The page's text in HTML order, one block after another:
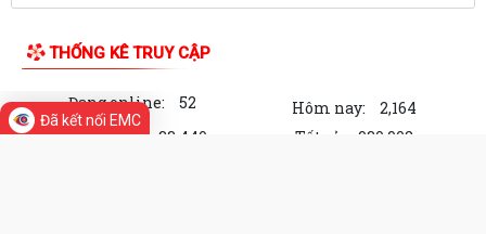
Công an phường Thành Đông cảnh báo: Sử dụng trái phép chất ma
luận số 166-KL/TW của Bộ Chính trị...
Đã kết nối EMC